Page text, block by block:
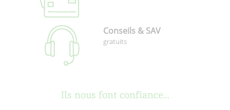
Conseils & SAV
gratuits
Ils nous font confiance...